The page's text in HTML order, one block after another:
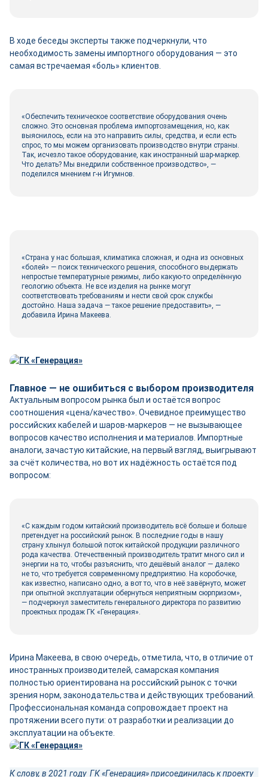
В ходе беседы эксперты также подчеркнули, что
необходимость замены импортного оборудования — это
самая встречаемая «боль» клиентов.
«Обеспечить техническое соответствие оборудования очень
сложно. Это основная проблема импортозамещения, но, как
выяснилось, если на это направить силы, средства, и если есть
спрос, то мы можем организовать производство внутри страны.
Так, исчезло такое оборудование, как иностранный шар-маркер.
Что делать? Мы внедрили собственное производство», —
поделился мнением г-н Игумнов.
«Страна у нас большая, климатика сложная, и одна из основных
«болей» — поиск технического решения, способного выдержать
непростые температурные режимы, либо какую-то определённую
геологию объекта. Не все изделия на рынке могут
соответствовать требованиям и нести свой срок службы
достойно. Наша задача — такое решение предоставить», —
добавила Ирина Макеева.
Главное — не ошибиться с выбором производителя
Актуальным вопросом рынка был и остаётся вопрос
соотношения «цена/качество». Очевидное преимущество
российских кабелей и шаров-маркеров — не вызывающее
вопросов качество исполнения и материалов. Импортные
аналоги, зачастую китайские, на первый взгляд, выигрывают
за счёт количества, но вот их надёжность остаётся под
вопросом:
«С каждым годом китайский производитель всё больше и больше
претендует на российский рынок. В последние годы в нашу
страну хлынул большой поток китайской продукции различного
рода качества. Отечественный производитель тратит много сил и
энергии на то, чтобы разъяснить, что дешёвый аналог — далеко
не то, что требуется современному предприятию. На коробочке,
как известно, написано одно, а вот то, что в неё завёрнуто, может
при опытной эксплуатации обернуться неприятным сюрпризом»,
— подчеркнул заместитель генерального директора по развитию
проектных продаж ГК «Генерация».
Ирина Макеева, в свою очередь, отметила, что, в отличие от
иностранных производителей, самарская компания
полностью ориентирована на российский рынок с точки
зрения норм, законодательства и действующих требований.
Профессиональная команда сопровождает проект на
протяжении всего пути: от разработки и реализации до
эксплуатации на объекте.
К слову, в 2021 году ГК «Генерация» присоединилась к проекту